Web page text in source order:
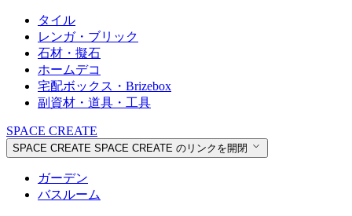
タイル
レンガ・ブリック
石材・擬石
ホームデコ
宅配ボックス・Brizebox
副資材・道具・工具
SPACE CREATE
SPACE CREATE SPACE CREATE のリンクを開閉
ガーデン
バスルーム